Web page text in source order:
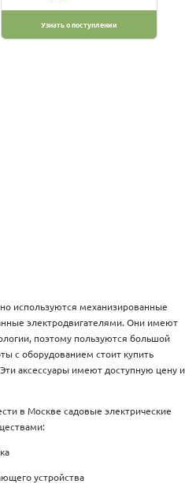
Узнать о поступлении
используются механизированные
электродвигателями. Они имеют
поэтому пользуются большой
с оборудованием стоит купить
аксессуары имеют доступную цену и
в Москве садовые электрические
устройства